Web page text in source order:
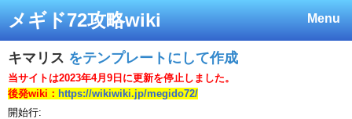
Menu
メギド72攻略wiki
キマリス をテンプレートにして作成
当サイトは2023年4月9日に更新を停止しました。
後発wiki： https://wikiwiki.jp/megido72/
開始行: